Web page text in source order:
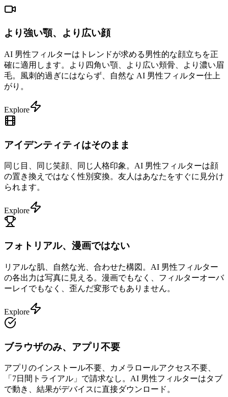
より強い顎、より広い顔
AI 男性フィルターはトレンドが求める男性的な顔立ちを正
確に適用します。より四角い顎、より広い頬骨、より濃い眉
毛。風刺的過ぎにはならず、自然な AI 男性フィルター仕上
がり。
Explore
アイデンティティはそのまま
同じ目、同じ笑顔、同じ人格印象。AI 男性フィルターは顔
の置き換えではなく性別変換。友人はあなたをすぐに見分け
られます。
Explore
フォトリアル、漫画ではない
リアルな肌、自然な光、合わせた構図。AI 男性フィルター
の各出力は写真に見える。漫画でもなく、フィルターオーバ
ーレイでもなく、歪んだ変形でもありません。
Explore
ブラウザのみ、アプリ不要
アプリのインストール不要、カメラロールアクセス不要、
「7日間トライアル」で請求なし。AI 男性フィルターはタブ
で動き、結果がデバイスに直接ダウンロード。